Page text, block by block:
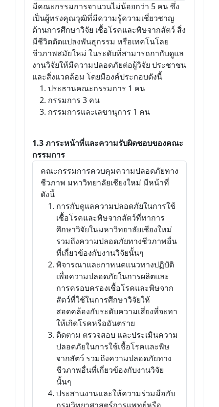
มีคณะกรรมการจานวนไม่น้อยกว่า 5 คน ซึ่ง
เป็นผู้ทรงคุณวุฒิที่มีความรู้ความเชี่ยวชาญ
ด้านการศึกษาวิจัย เชื้อโรคและพิษจากสัตว์ สิ่ง
มีชีวิตดัดแปลงพันธุกรรม หรือเทคโนโลย
ชีวภาพสมัยใหม่ ในระดับที่สามารถกากับดูแล
งานวิจัยให้มีความปลอดภัยต่อผู้วิจัย ประชาชน
และสิ่งแวดล้อม โดยมีองค์ประกอบดังนี้
ประธานคณะกรรมการ 1 คน
กรรมการ 3 คน
กรรมการและเลขานุการ 1 คน
1.3 ภาระหน้าที่และความรับผิดชอบของคณะ
กรรมการ
คณะกรรมการควบคุมความปลอดภัยทาง
ชีวภาพ มหาวิทยาลัยเชียงใหม่ มีหน้าที่
ดังนี้
การกับดูแลความปลอดภัยในการใช้
เชื้อโรคและพิษจากสัตว์ที่ทาการ
ศึกษาวิจัยในมหาวิทยาลัยเชียงใหม่
รวมถึงความปลอดภัยทางชีวภาพอื่น
ที่เกี่ยวข้องกับงานวิจัยนั้นๆ
พิจารณาและกาหนดแนวทางปฏิบัติ
เพื่อความปลอดภัยในการผลิตและ
การครอบครองเชื้อโรคและพิษจาก
สัตว์ที่ใช้ในการศึกษาวิจัยให้
สอดคล้องกับระดับความเสี่ยงที่จะทา
ให้เกิดโรคหรืออันตราย
ติดตาม ตรวจสอบ และประเมินความ
ปลอดภัยในการใช้เชื้อโรคและพิษ
จากสัตว์ รวมถึงความปลอดภัยทาง
ชีวภาพอื่นที่เกี่ยวข้องกับงานวิจัย
นั้นๆ
ประสานงานและให้ความร่วมมือกับ